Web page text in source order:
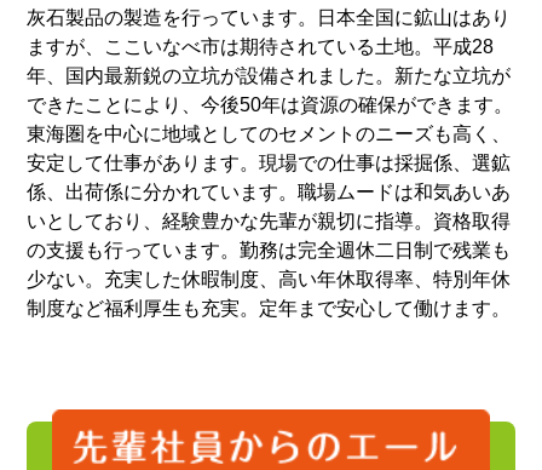
灰石製品の製造を行っています。日本全国に鉱山はあり
ますが、ここいなべ市は期待されている土地。平成28
年、国内最新鋭の立坑が設備されました。新たな立坑が
できたことにより、今後50年は資源の確保ができます。
東海圏を中心に地域としてのセメントのニーズも高く、
安定して仕事があります。現場での仕事は採掘係、選鉱
係、出荷係に分かれています。職場ムードは和気あいあ
いとしており、経験豊かな先輩が親切に指導。資格取得
の支援も行っています。勤務は完全週休二日制で残業も
少ない。充実した休暇制度、高い年休取得率、特別年休
制度など福利厚生も充実。定年まで安心して働けます。